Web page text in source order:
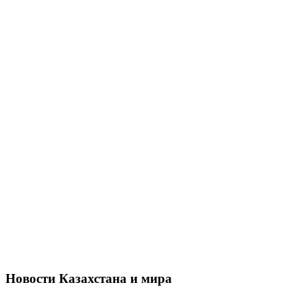
Новости Казахстана и мира